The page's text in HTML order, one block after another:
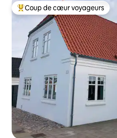
Coups de cœur voyageurs les
Coup de cœur voyageurs